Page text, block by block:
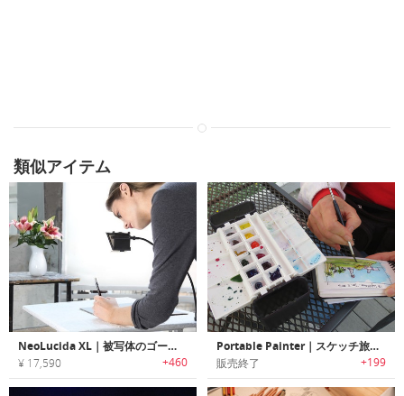
類似アイテム
NeoLucida XL｜被写体のゴーストイメージを見たままトレース可能なドローイングデバイス「ネオルシーダXL」
¥ 17,590 +460
Portable Painter｜スケッチ旅行に最適なポータブルパレットセット「ポータブルペインター」
販売終了 +199